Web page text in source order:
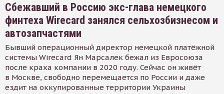
Сбежавший в Россию экс-глава немецкого
финтеха Wirecard занялся сельхозбизнесом и
автозапчастями
Бывший операционный директор немецкой платёжной
системы Wirecard Ян Марсалек бежал из Евросоюза
после краха компании в 2020 году. Сейчас он живёт
в Москве, свободно перемещается по России и даже
ездит на оккупированные территории Украины